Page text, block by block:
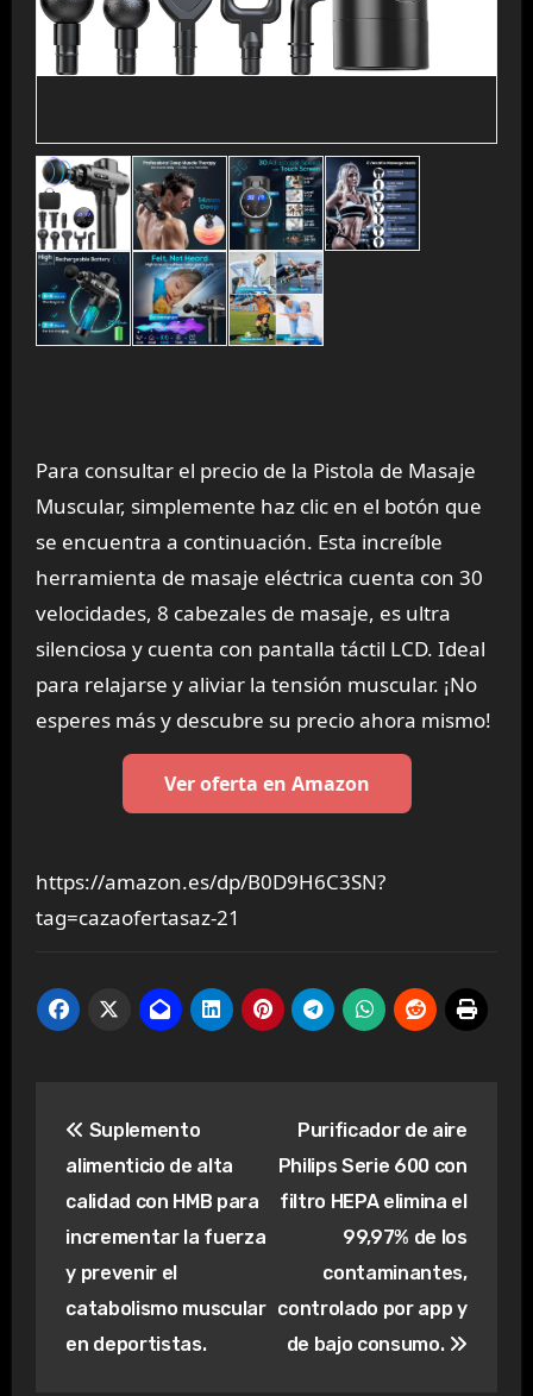
Para consultar el precio de la Pistola de Masaje
Muscular, simplemente haz clic en el botón que
se encuentra a continuación. Esta increíble
herramienta de masaje eléctrica cuenta con 30
velocidades, 8 cabezales de masaje, es ultra
silenciosa y cuenta con pantalla táctil LCD. Ideal
para relajarse y aliviar la tensión muscular. ¡No
esperes más y descubre su precio ahora mismo!
Ver oferta en Amazon
https://amazon.es/dp/B0D9H6C3SN?
tag=cazaofertasaz-21
de
entradas
Suplemento
alimenticio de alta
calidad con HMB para
incrementar la fuerza
y prevenir el
catabolismo muscular
en deportistas.
Purificador de aire
Philips Serie 600 con
filtro HEPA elimina el
99,97% de los
contaminantes,
controlado por app y
de bajo consumo.